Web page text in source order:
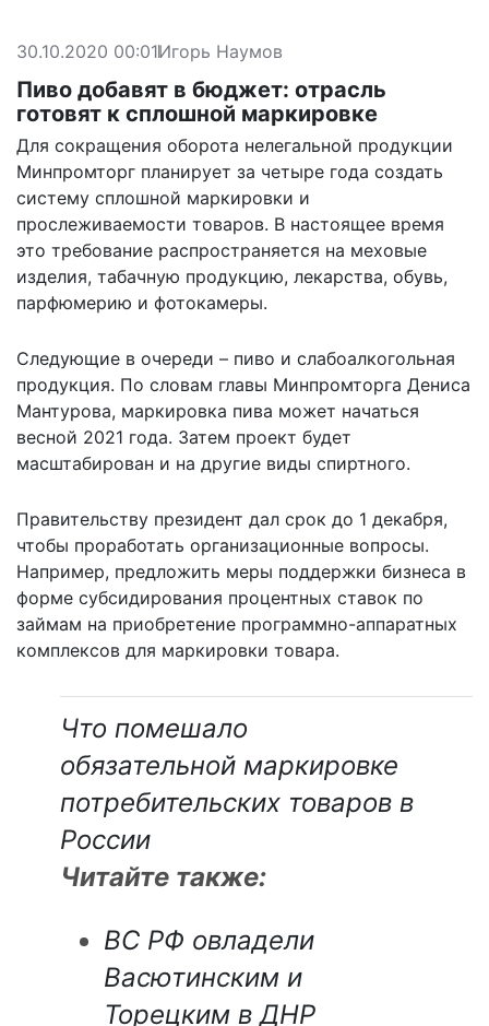
30.10.2020 00:01Игорь Наумов
Пиво добавят в бюджет: отрасль
готовят к сплошной маркировке
Для сокращения оборота нелегальной продукции
Минпромторг планирует за четыре года создать
систему сплошной маркировки и
прослеживаемости товаров. В настоящее время
это требование распространяется на меховые
изделия, табачную продукцию, лекарства, обувь,
парфюмерию и фотокамеры.
Следующие в очереди – пиво и слабоалкогольная
продукция. По словам главы Минпромторга Дениса
Мантурова, маркировка пива может начаться
весной 2021 года. Затем проект будет
масштабирован и на другие виды спиртного.
Правительству президент дал срок до 1 декабря,
чтобы проработать организационные вопросы.
Например, предложить меры поддержки бизнеса в
форме субсидирования процентных ставок по
займам на приобретение программно-аппаратных
комплексов для маркировки товара.
Что помешало
обязательной маркировке
потребительских товаров в
России
Читайте также:
ВС РФ овладели
Васютинским и
Торецким в ДНР